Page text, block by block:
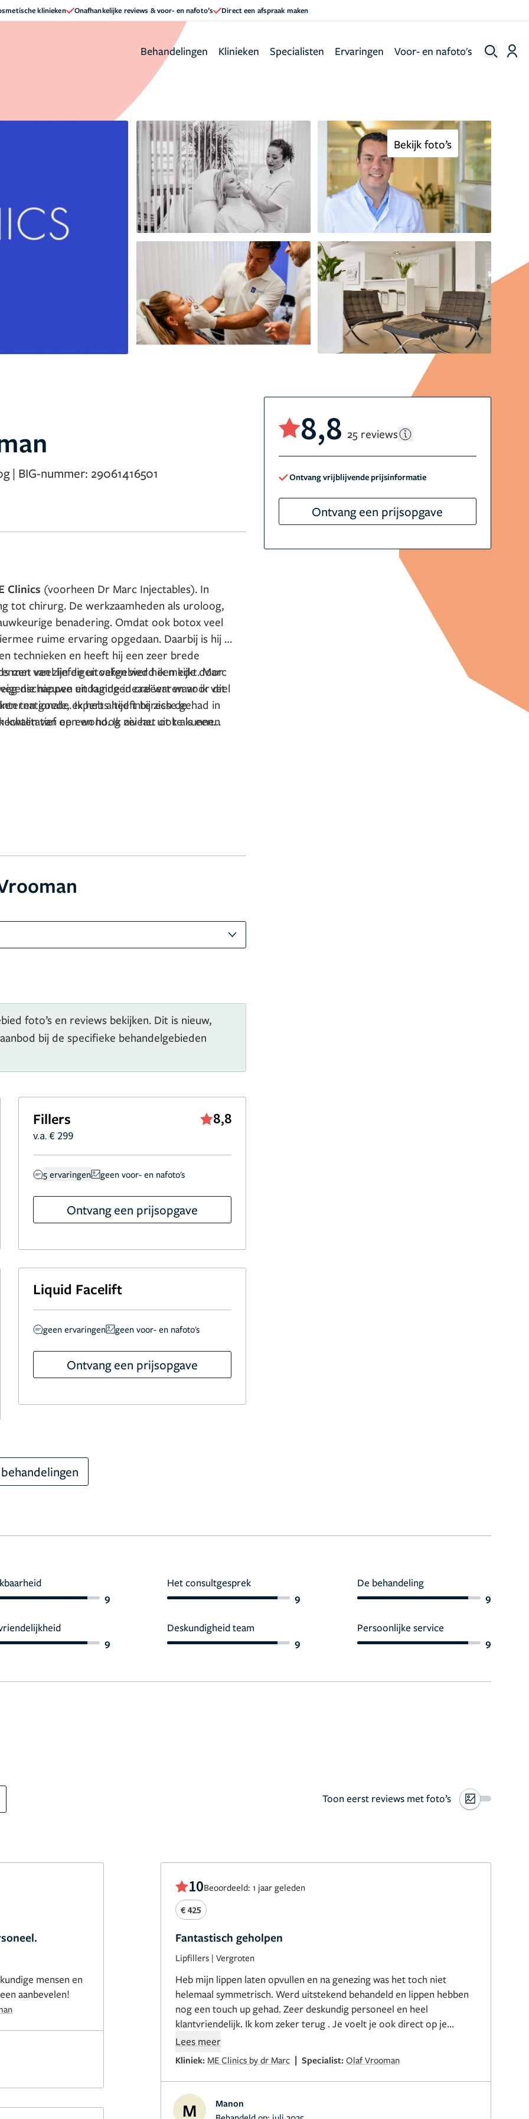
klinieken Onafhankelijke reviews & voor- en nafoto’s Direct een afspraak maken
Behandelingen Klinieken Specialisten Ervaringen Voor- en nafoto's
Bekijk foto’s
| BIG-nummer: 29061416501
8,8 25 reviews
Ontvang vrijblijvende prijsinformatie
Ontvang een prijsopgave
Clinics (voorheen Dr Marc Injectables). In
tot chirurg. De werkzaamheden als uroloog,
benadering. Omdat ook botox veel
ruime ervaring opgedaan. Daarbij is hij is
technieken en heeft hij een zeer brede
van zijn eigen vakgebied heen kijkt. Marc
en kunde ideaal waren voor dit
experts heeft hij zich de
kwalitatief op een hoog niveau uit te kunnen
met veel liefde uitoefen werd ik mede door
die nieuwe uitdagingen creëert waar ik veel
ten goede. Ik heb altijd interesse gehad in
van een wond. Ik zei het ook als een
en maakt enthousiast. Maar de meeste
foto’s en reviews bekijken. Dit is nieuw,
bij de specifieke behandelgebieden
Fillers 8,8
v.a. € 299
5 ervaringen geen voor- en nafoto's
Ontvang een prijsopgave
Liquid Facelift
geen ervaringen geen voor- en nafoto's
Ontvang een prijsopgave
9
9
Het consultgesprek
9
Deskundigheid team
9
De behandeling
9
Persoonlijke service
9
Toon eerst reviews met foto’s
mensen en
aanbevelen!
10Beoordeeld: 1 jaar geleden
€ 425
Fantastisch geholpen
Lipfillers | Vergroten
Heb mijn lippen laten opvullen en na genezing was het toch niet
helemaal symmetrisch. Werd uitstekend behandeld en lippen hebben
nog een touch up gehad. Zeer deskundig personeel en heel
klantvriendelijk. Ik kom zeker terug . Je voelt je ook direct op je
gemak. Blij met het resultaat nu en even afwachten hoe dit geneest.
Lees meer
Kliniek: ME Clinics by dr Marc | Specialist: Olaf Vrooman
M
Manon